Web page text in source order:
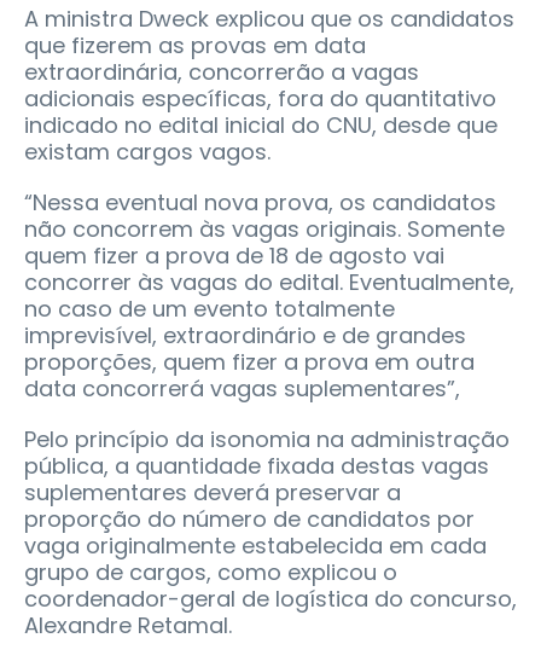
A ministra Dweck explicou que os candidatos
que fizerem as provas em data
extraordinária, concorrerão a vagas
adicionais específicas, fora do quantitativo
indicado no edital inicial do CNU, desde que
existam cargos vagos.
“Nessa eventual nova prova, os candidatos
não concorrem às vagas originais. Somente
quem fizer a prova de 18 de agosto vai
concorrer às vagas do edital. Eventualmente,
no caso de um evento totalmente
imprevisível, extraordinário e de grandes
proporções, quem fizer a prova em outra
data concorrerá vagas suplementares”,
Pelo princípio da isonomia na administração
pública, a quantidade fixada destas vagas
suplementares deverá preservar a
proporção do número de candidatos por
vaga originalmente estabelecida em cada
grupo de cargos, como explicou o
coordenador-geral de logística do concurso,
Alexandre Retamal.